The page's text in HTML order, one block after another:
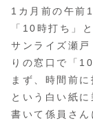
1カ月前の午前
「10時打ち」
サンライズ瀬
りの窓口で「
まず、時間前
という白い紙
書いて係員さ